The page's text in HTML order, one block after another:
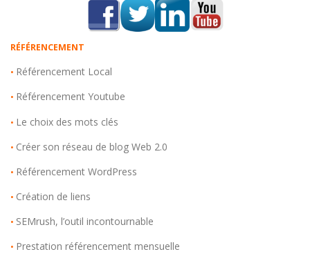
RÉFÉRENCEMENT
• Référencement Local
• Référencement Youtube
• Le choix des mots clés
• Créer son réseau de blog Web 2.0
• Référencement WordPress
• Création de liens
• SEMrush, l’outil incontournable
• Prestation référencement mensuelle